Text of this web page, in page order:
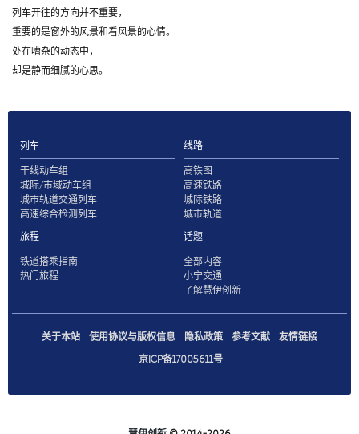
列车开往的方向并不重要，
重要的是窗外的风景和看风景的心情。
处在嘈杂的动态中，
却是静而细腻的心思。
列车
干线动车组
城际/市域动车组
城市轨道交通列车
高速综合检测列车
线路
高铁图
高速铁路
城际铁路
城市轨道
旅程
铁道搭乘指南
热门旅程
话题
全部内容
小宁交通
了解慧伊创新
关于本站 使用协议与版权信息 隐私政策 参考文献
友情链接
京ICP备17005611号